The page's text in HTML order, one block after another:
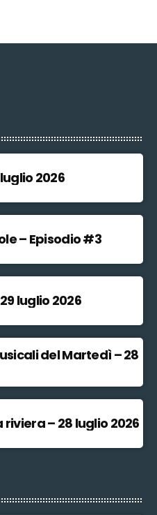
2026
– Episodio #3
luglio 2026
del Martedì – 28
riviera – 28 luglio 2026